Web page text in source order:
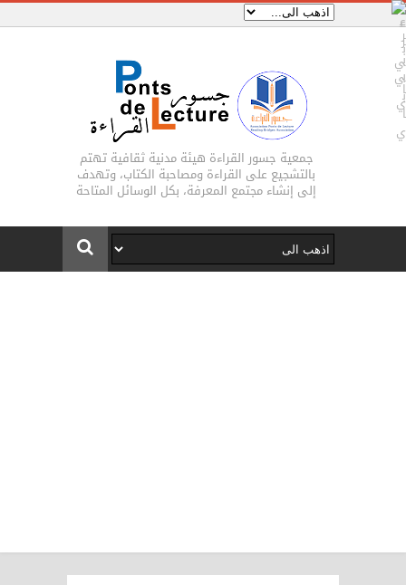
جمعية جسور القراءة هيئة مدنية ثقافية تهتم
بالتشجيع على القراءة ومصاحبة الكتاب، وتهدف
إلى إنشاء مجتمع المعرفة، بكل الوسائل المتاحة